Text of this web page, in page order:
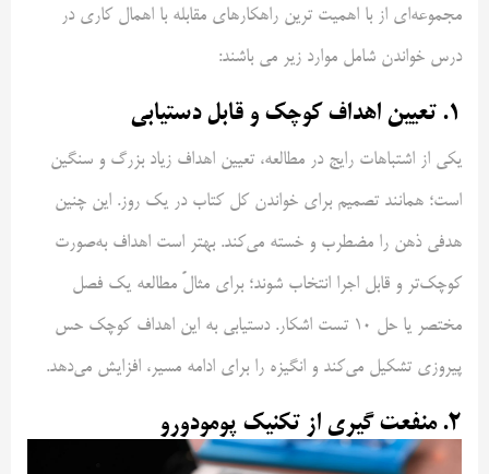
مجموعه‌ای از با اهمیت ترین راهکارهای مقابله با اهمال کاری در
درس خواندن شامل موارد زیر می باشند:
۱. تعیین اهداف کوچک و قابل دستیابی
یکی از اشتباهات رایج در مطالعه، تعیین اهداف زیاد بزرگ و سنگین
است؛ همانند تصمیم برای خواندن کل کتاب در یک روز. این چنین
هدفی ذهن را مضطرب و خسته می‌کند. بهتر است اهداف به‌صورت
کوچک‌تر و قابل اجرا انتخاب شوند؛ برای مثالً مطالعه یک فصل
مختصر یا حل ۱۰ تست اشکار. دستیابی به این اهداف کوچک حس
پیروزی تشکیل می‌کند و انگیزه را برای ادامه مسیر، افزایش می‌دهد.
۲. منفعت گیری از تکنیک پومودورو